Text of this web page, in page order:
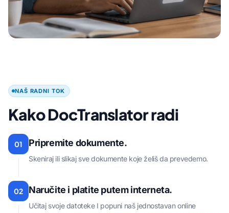
NAŠ RADNI TOK
Kako DocTranslator radi
01 Pripremite dokumente.
Skeniraj ili slikaj sve dokumente koje želiš da prevedemo.
02 Naručite i platite putem interneta.
Učitaj svoje datoteke I popuni naš jednostavan online